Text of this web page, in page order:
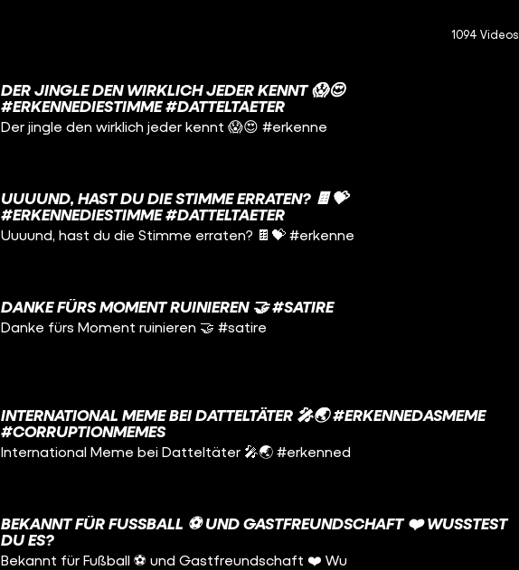
1094 Videos
DER JINGLE DEN WIRKLICH JEDER KENNT 😱😍
#ERKENNEDIESTIMME #DATTELTAETER
Der jingle den wirklich jeder kennt 😱😍 #erkenne
UUUUND, HAST DU DIE STIMME ERRATEN? 🍫💝
#ERKENNEDIESTIMME #DATTELTAETER
Uuuund, hast du die Stimme erraten? 🍫💝 #erkenne
DANKE FÜRS MOMENT RUINIEREN 🤝 #SATIRE
Danke fürs Moment ruinieren 🤝 #satire
INTERNATIONAL MEME BEI DATTELTÄTER 🎤🌏 #ERKENNEDASMEME
#CORRUPTIONMEMES
International Meme bei Datteltäter 🎤🌏 #erkenned
BEKANNT FÜR FUSSBALL ⚽️ UND GASTFREUNDSCHAFT ❤️ WUSSTEST D
U ES?
Bekannt für Fußball ⚽️ und Gastfreundschaft ❤️ Wu